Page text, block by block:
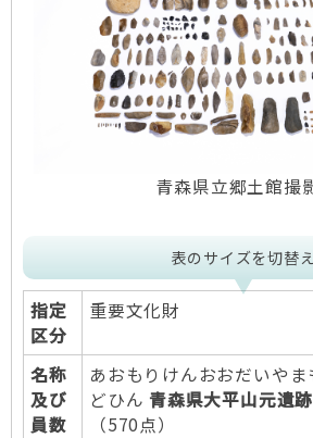
青森県立郷土館撮
表のサイズを切替え
指定
区分
重要文化財
名称
及び
員数
あおもりけんおおだいや
どひん青森県大平山元遺
（570点）